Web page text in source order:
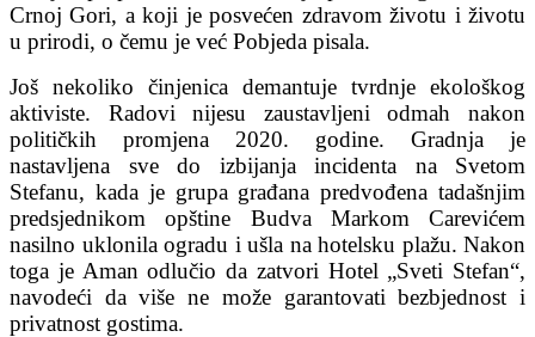
Crnoj Gori, a koji je posvećen zdravom životu i životu
u prirodi, o čemu je već Pobjeda pisala.
Još nekoliko činjenica demantuje tvrdnje ekološkog
aktiviste. Radovi nijesu zaustavljeni odmah nakon
političkih promjena 2020. godine. Gradnja je
nastavljena sve do izbijanja incidenta na Svetom
Stefanu, kada je grupa građana predvođena tadašnjim
predsjednikom opštine Budva Markom Carevićem
nasilno uklonila ogradu i ušla na hotelsku plažu. Nakon
toga je Aman odlučio da zatvori Hotel „Sveti Stefan“,
navodeći da više ne može garantovati bezbjednost i
privatnost gostima.